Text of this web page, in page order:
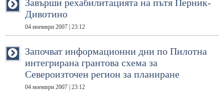
Завърши рехабилитацията на пътя Перник-
Дивотино
04 ноември 2007 | 23:12
Започват информационни дни по Пилотна
интегрирана грантова схема за
Североизточен регион за планиране
04 ноември 2007 | 23:12